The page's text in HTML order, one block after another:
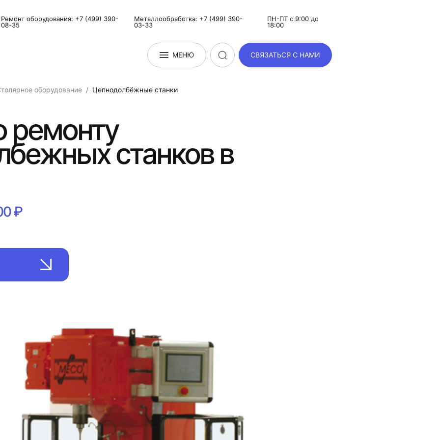
Ремонт оборудования: +7 (499) 390-
08-35
Металлообработка: +7 (499) 390-
03-33
ПН-ПТ с 9:00 до
18:00
МЕНЮ СВЯЗАТЬСЯ С НАМИ
оборудование Цепнодолбёжные станки
ремонту
станков в
₽